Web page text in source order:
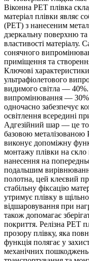
Віконна РЕТ плівка
матеріал плівки являє
(PET) з нанесеним
дзеркальну поверхню та
властивості матеріалу.
сонячного
приміщення та
Ключові
ультрафіолетового
видимого світла —
випромінювання — 30%.
одночасно забезпечує
освітлення всередині
Адгезійний шар — це
базовою металізованою
виконує допоміжну
монтажу плівки на скло
нанесення на
подальшим
полотна, цей клеєвий
стабільну фіксацію
утримує плівку в
відшаровування при
також допомагає
покриття. Релізна РЕТ
прозору плівку, яка
функція полягає у
механічних пошкоджень